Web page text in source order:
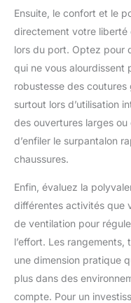
Ensuite, le confort et le
directement votre liberté
lors du port. Optez pour
qui ne vous alourdissent
robustesse des coutures
surtout lors d’utilisation
des ouvertures larges
d’enfiler le surpantalon
chaussures.
Enfin, évaluez la
différentes activités que
de ventilation pour
l’effort. Les
une dimension pratique
plus dans des
compte. Pour un